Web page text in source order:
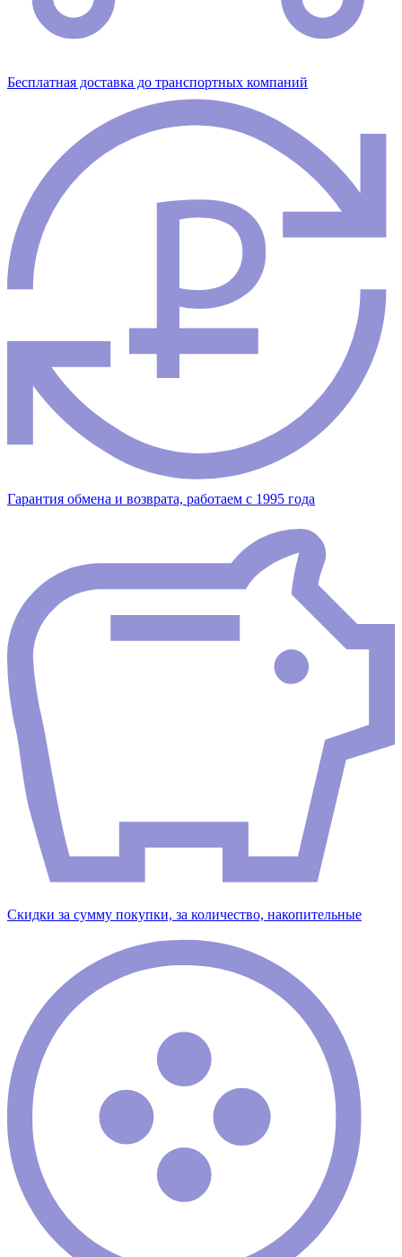
Бесплатная доставка до транспортных компаний
Гарантия обмена и возврата, работаем с 1995 года
Скидки за сумму покупки, за количество, накопительные